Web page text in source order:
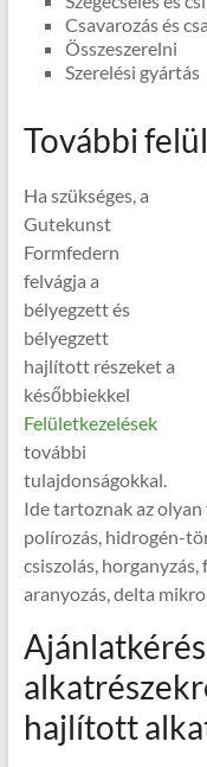
Csavarozás és
Összeszerelni
Szerelési gyártás
További
Ha szükséges, a
Gutekunst
Formfedern
felvágja a
bélyegzett és
bélyegzett
hajlított részeket a
későbbiekkel
Felületkezelések
további
tulajdonságokkal.
Ide tartoznak az
polírozás, hidrogén-
csiszolás, horganyzás,
aranyozás, delta
hajlított